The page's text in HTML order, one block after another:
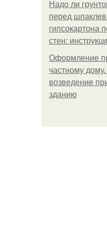
Надо ли
перед
гипсокартона
стен:
Оформление
частному
возведение
зданию